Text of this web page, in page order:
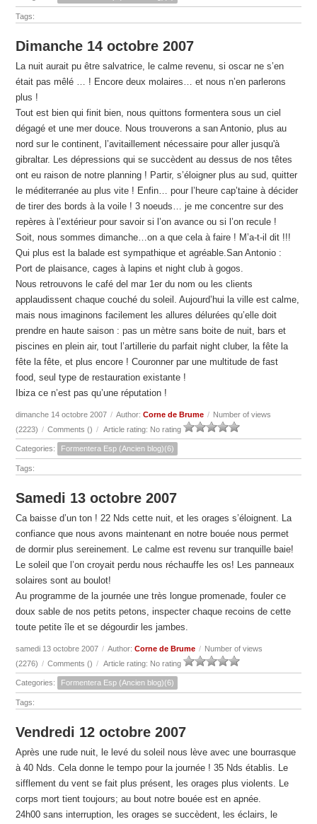
Tags:
Dimanche 14 octobre 2007
La nuit aurait pu être salvatrice, le calme revenu, si oscar ne s’en
était pas mêlé … ! Encore deux molaires… et nous n’en parlerons
plus !
Tout est bien qui finit bien, nous quittons formentera sous un ciel
dégagé et une mer douce. Nous trouverons a san Antonio, plus au
nord sur le continent, l’avitaillement nécessaire pour aller jusqu'à
gibraltar. Les dépressions qui se succèdent au dessus de nos têtes
ont eu raison de notre planning ! Partir, s’éloigner plus au sud, quitter
le méditerranée au plus vite ! Enfin… pour l’heure cap’taine à décider
de tirer des bords à la voile ! 3 noeuds… je me concentre sur des
repères à l’extérieur pour savoir si l’on avance ou si l’on recule !
Soit, nous sommes dimanche…on a que cela à faire ! M’a-t-il dit !!!
Qui plus est la balade est sympathique et agréable.San Antonio :
Port de plaisance, cages à lapins et night club à gogos.
Nous retrouvons le café del mar 1er du nom ou les clients
applaudissent chaque couché du soleil. Aujourd’hui la ville est calme,
mais nous imaginons facilement les allures délurées qu’elle doit
prendre en haute saison : pas un mètre sans boite de nuit, bars et
piscines en plein air, tout l’artillerie du parfait night cluber, la fête la
fête la fête, et plus encore ! Couronner par une multitude de fast
food, seul type de restauration existante !
Ibiza ce n’est pas qu’une réputation !
dimanche 14 octobre 2007 / Author:Corne de Brume / Number of views
(2223) / Comments () / Article rating: No rating
Categories: Formentera Esp (Ancien blog)(6)
Tags:
Samedi 13 octobre 2007
Ca baisse d’un ton ! 22 Nds cette nuit, et les orages s’éloignent. La
confiance que nous avons maintenant en notre bouée nous permet
de dormir plus sereinement. Le calme est revenu sur tranquille baie!
Le soleil que l’on croyait perdu nous réchauffe les os! Les panneaux
solaires sont au boulot!
Au programme de la journée une très longue promenade, fouler ce
doux sable de nos petits petons, inspecter chaque recoins de cette
toute petite île et se dégourdir les jambes.
samedi 13 octobre 2007 / Author:Corne de Brume / Number of views
(2276) / Comments () / Article rating: No rating
Categories: Formentera Esp (Ancien blog)(6)
Tags:
Vendredi 12 octobre 2007
Après une rude nuit, le levé du soleil nous lève avec une bourrasque
à 40 Nds. Cela donne le tempo pour la journée ! 35 Nds établis. Le
sifflement du vent se fait plus présent, les orages plus violents. Le
corps mort tient toujours; au bout notre bouée est en apnée.
24h00 sans interruption, les orages se succèdent, les éclairs, le